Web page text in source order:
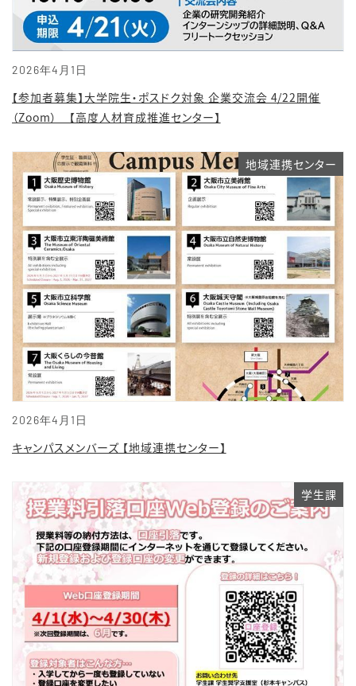
2026年4月1日
【参加者募集】大学院生・ポスドク対象 企業交流会 4/22開催
（Zoom） 【高度人材育成推進センター】
2026年4月1日
地域連携センター
キャンパスメンバーズ 【地域連携センター】
学生課